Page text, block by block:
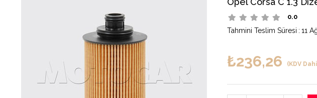
0.0
Tahmini Teslim Süresi : 11
₺236,26 (KDV